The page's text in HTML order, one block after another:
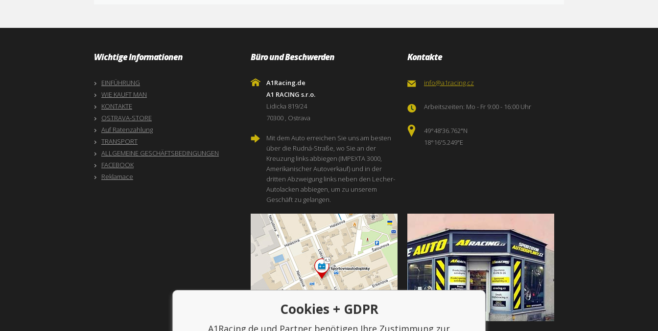
Wichtige Informationen
EINFÜHRUNG
WIE KAUFT MAN
KONTAKTE
OSTRAVA-STORE
Auf Ratenzahlung
TRANSPORT
ALLGEMEINE GESCHÄFTSBEDINGUNGEN
FACEBOOK
Reklamace
Büro und Beschwerden
A1Racing.de
A1 RACING s.r.o.
Lidicka 819/24
70300 , Ostrava
Mit dem Auto erreichen Sie uns am besten
über die Rudná-Straße, wo Sie an der
Kreuzung links abbiegen (IMPEXTA 3000,
Amerikanischer Autoverkauf) und in der
dritten Abzweigung links neben den Lecher-
Autolacken abbiegen, um zu unserem
Geschäft zu gelangen.
Kontakte
info@a1racing.cz
Arbeitszeiten: Mo - Fr 9:00 - 16:00 Uhr
49°48'36.762"N
18°16'5.249"E
Cookies + GDPR
A1Racing.de und Partner benötigen Ihre Zustimmung zur